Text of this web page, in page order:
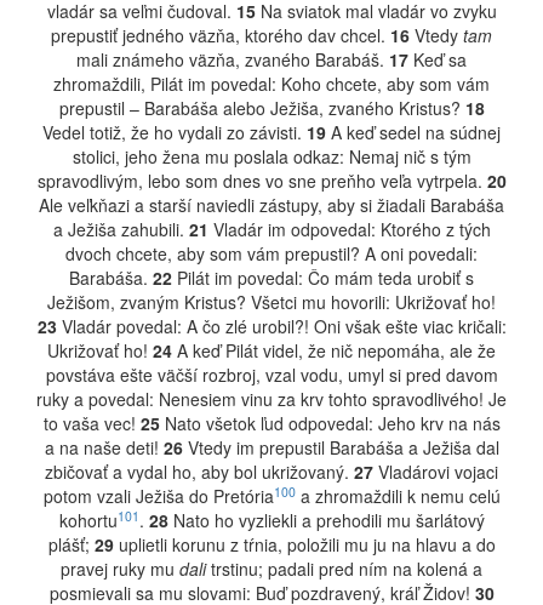
vladár sa veľmi čudoval. 15Na sviatok mal vladár vo zvyku
prepustiť jedného väzňa, ktorého dav chcel. 16 Vtedy tam
mali známeho väzňa, zvaného Barabáš. 17 Keď sa
zhromaždili, Pilát im povedal: Koho chcete, aby som vám
prepustil – Barabáša alebo Ježiša, zvaného Kristus? 18
Vedel totiž, že ho vydali zo závisti. 19 A keď sedel na súdnej
stolici, jeho žena mu poslala odkaz: Nemaj nič s tým
spravodlivým, lebo som dnes vo sne preňho veľa vytrpela. 20
Ale veľkňazi a starší naviedli zástupy, aby si žiadali Barabáša
a Ježiša zahubili. 21 Vladár im odpovedal: Ktorého z tých
dvoch chcete, aby som vám prepustil? A oni povedali:
Barabáša. 22 Pilát im povedal: Čo mám teda urobiť s
Ježišom, zvaným Kristus? Všetci mu hovorili: Ukrižovať ho!
23Vladár povedal: A čo zlé urobil?! Oni však ešte viac kričali:
Ukrižovať ho! 24 A keď Pilát videl, že nič nepomáha, ale že
povstáva ešte väčší rozbroj, vzal vodu, umyl si pred davom
ruky a povedal: Nenesiem vinu za krv tohto spravodlivého! Je
to vaša vec! 25Nato všetok ľud odpovedal: Jeho krv na nás
a na naše deti! 26Vtedy im prepustil Barabáša a Ježiša dal
zbičovať a vydal ho, aby bol ukrižovaný. 27 Vladárovi vojaci
potom vzali Ježiša do Pretória100a zhromaždili k nemu celú
kohortu101 . 28Nato ho vyzliekli a prehodili mu šarlátový
plášť; 29uplietli korunu z tŕnia, položili mu ju na hlavu a do
pravej ruky mu dalitrstinu; padali pred ním na kolená a
posmievali sa mu slovami: Buď pozdravený, kráľ Židov! 30